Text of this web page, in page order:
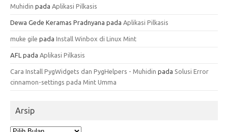
Muhidin pada Aplikasi Pilkasis
Dewa Gede Keramas Pradnyana pada Aplikasi Pilkasis
muke gile pada Install Winbox di Linux Mint
AFL pada Aplikasi Pilkasis
Cara Install PygWidgets dan PygHelpers - Muhidin pada Solusi Error
cinnamon-settings pada Mint Umma
Arsip